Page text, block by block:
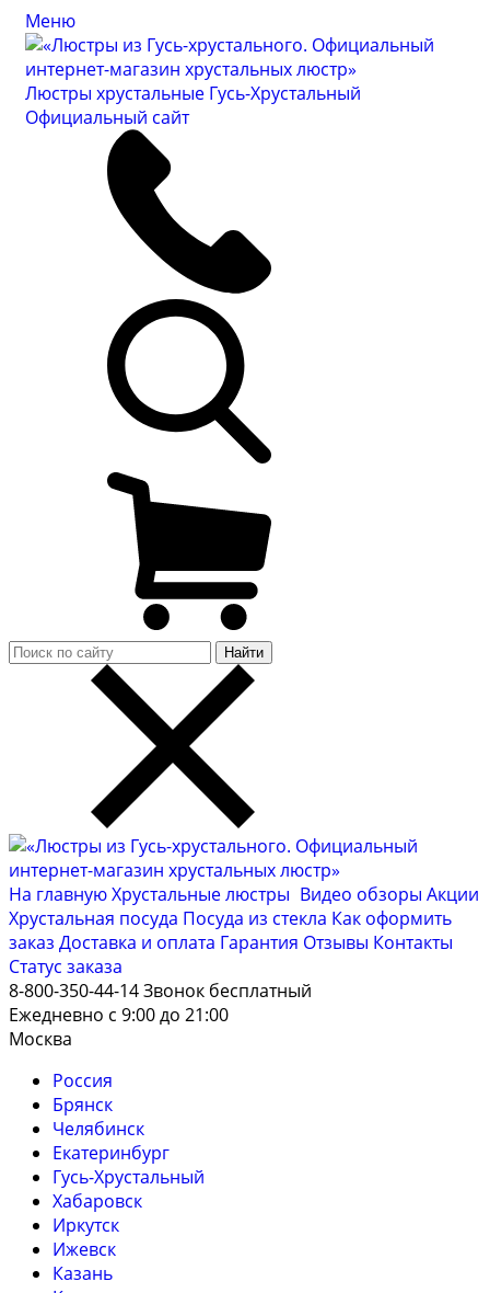
Меню
Люстры хрустальные Гусь-Хрустальный
Официальный сайт
Найти
На главнуюХрустальные люстры Видео обзоры Акции
Хрустальная посуда Посуда из стекла Как оформить
заказ Доставка и оплата Гарантия Отзывы Контакты
Cтатус заказа
8-800-350-44-14Звонок бесплатный
Ежедневно с 9:00 до 21:00
Москва
Россия
Брянск
Челябинск
Екатеринбург
Гусь-Хрустальный
Хабаровск
Иркутск
Ижевск
Казань